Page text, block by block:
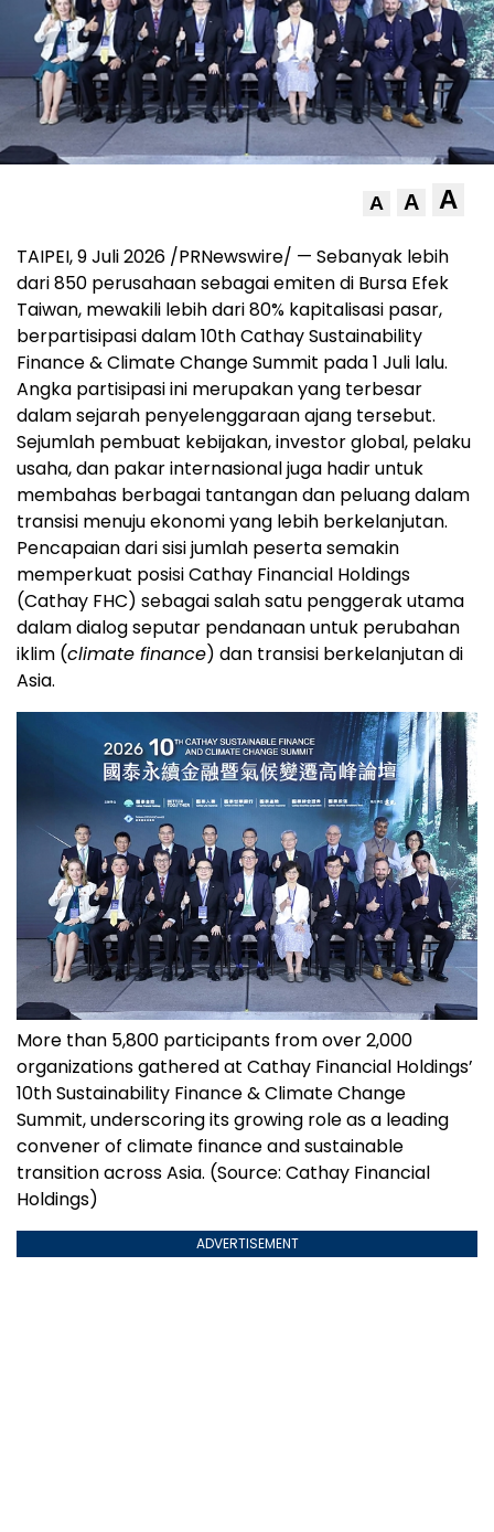
A A A
TAIPEI, 9 Juli 2026 /PRNewswire/ — Sebanyak lebih
dari 850 perusahaan sebagai emiten di Bursa Efek
Taiwan, mewakili lebih dari 80% kapitalisasi pasar,
berpartisipasi dalam 10th Cathay Sustainability
Finance & Climate Change Summit pada 1 Juli lalu.
Angka partisipasi ini merupakan yang terbesar
dalam sejarah penyelenggaraan ajang tersebut.
Sejumlah pembuat kebijakan, investor global, pelaku
usaha, dan pakar internasional juga hadir untuk
membahas berbagai tantangan dan peluang dalam
transisi menuju ekonomi yang lebih berkelanjutan.
Pencapaian dari sisi jumlah peserta semakin
memperkuat posisi Cathay Financial Holdings
(Cathay FHC) sebagai salah satu penggerak utama
dalam dialog seputar pendanaan untuk perubahan
iklim (climate finance) dan transisi berkelanjutan di
Asia.
More than 5,800 participants from over 2,000
organizations gathered at Cathay Financial Holdings’
10th Sustainability Finance & Climate Change
Summit, underscoring its growing role as a leading
convener of climate finance and sustainable
transition across Asia. (Source: Cathay Financial
Holdings)
ADVERTISEMENT